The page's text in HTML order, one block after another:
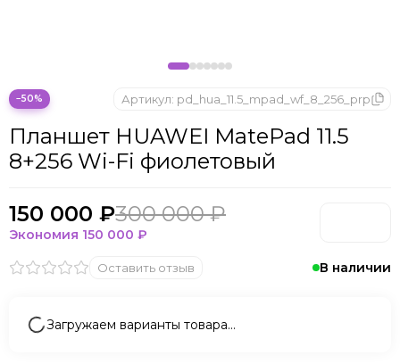
−50%
В наличии
Планшет HUAWEI MatePad 11.5
8+256 Wi-Fi фиолетовый
Артикул: pd_hua_11.5_mpad_wf_8_256_prp
Оставить отзыв
150 000 ₽300 000 ₽
Экономия 150 000 ₽
Загружаем варианты товара…